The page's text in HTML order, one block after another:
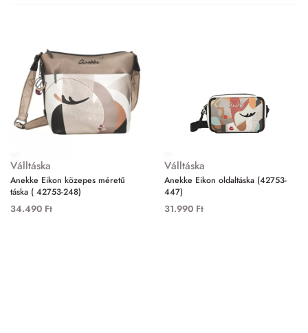
Válltáska
Anekke Eikon közepes méretű
táska ( 42753-248)
34.490 Ft
Válltáska
Anekke Eikon oldaltáska (42753-
447)
31.990 Ft